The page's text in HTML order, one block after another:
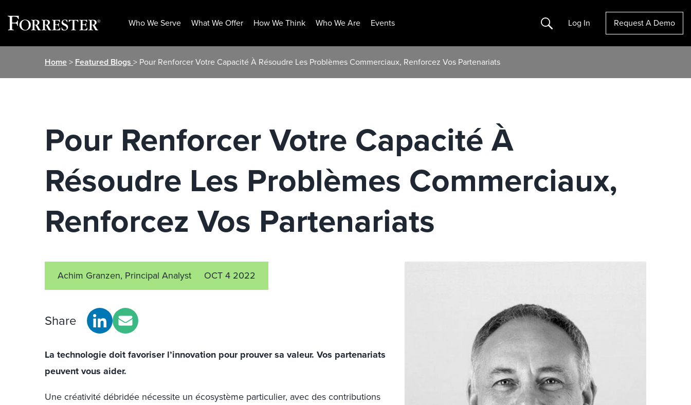
Who We Serve What We Offer How We Think Who We Are Events Search Log In Request A Demo
Home> Featured Blogs > Pour Renforcer Votre Capacité À Résoudre Les Problèmes Commerciaux, Renforcez Vos Partenariats
Pour Renforcer Votre Capacité À
Résoudre Les Problèmes Commerciaux,
Renforcez Vos Partenariats
Achim Granzen, Principal Analyst OCT 4 2022
Share
La technologie doit favoriser l’innovation pour prouver sa valeur. Vos partenariats
peuvent vous aider.
Une créativité débridée nécessite un écosystème particulier, avec des contributions